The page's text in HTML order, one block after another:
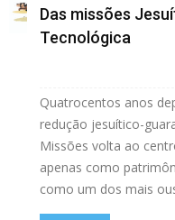
Das missões
Tecnológica
Quatrocentos anos
redução jesuítico-
Missões volta ao
apenas como
como um dos mais